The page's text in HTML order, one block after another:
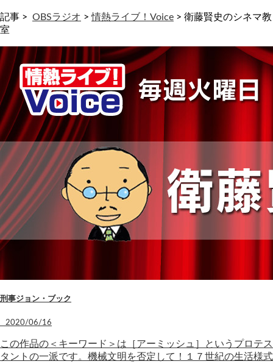
記事 > OBSラジオ >情熱ライブ！Voice > 衛藤賢史のシネマ教
室
刑事ジョン・ブック
2020/06/16
この作品の＜キーワード＞は［アーミッシュ］というプロテス
タントの一派です。機械文明を否定して！１７世紀の生活様式